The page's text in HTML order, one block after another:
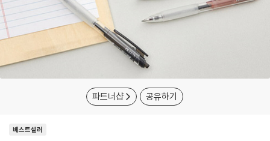
파트너샵 공유하기
베스트셀러